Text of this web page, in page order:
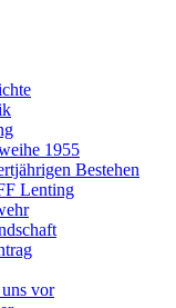
1955
Bestehen
Lenting
vor